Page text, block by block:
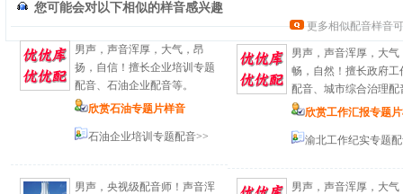
您可能会对以下相似的样音感兴趣
更多相似配音样音可
男声，声音浑厚，大气，昂
扬，自信！擅长企业培训专题
配音、石油企业配音等。
欣赏石油专题片样音
石油企业培训专题配音>>
男声，声音浑厚，大气
畅，自然！擅长政府工
配音、城市综合治理配
欣赏工作汇报专题
渝北工作纪实专题
男声，央视级配音师！声音浑
男声，声音浑厚，大气